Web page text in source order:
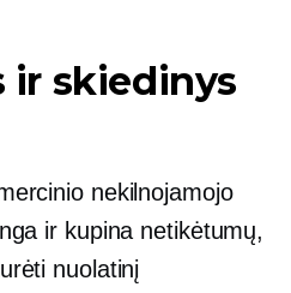
ir skiedinys
nekilnojamojo
ir kupina netikėtumų,
nuolatinį